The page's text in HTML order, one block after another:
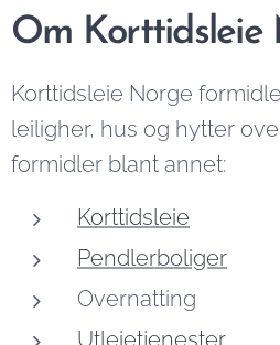
informasjon
som kan
oppholdet
ditt mer...
Om Korttidsleie
Korttidsleie Norge
leiligher, hus og hytter
formidler blant annet:
Korttidsleie
Pendlerboliger
Overnatting